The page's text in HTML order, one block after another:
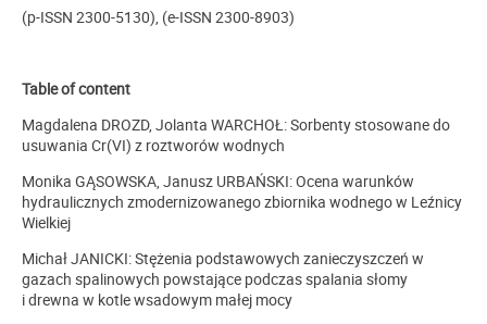
(p-ISSN 2300-5130), (e-ISSN 2300-8903)
Table of content
Magdalena DROZD, Jolanta WARCHOŁ: Sorbenty stosowane do
usuwania Cr(VI) z roztworów wodnych
Monika GĄSOWSKA, Janusz URBAŃSKI: Ocena warunków
hydraulicznych zmodernizowanego zbiornika wodnego w Leźnicy
Wielkiej
Michał JANICKI: Stężenia podstawowych zanieczyszczeń w
gazach spalinowych powstające podczas spalania słomy
i drewna w kotle wsadowym małej mocy